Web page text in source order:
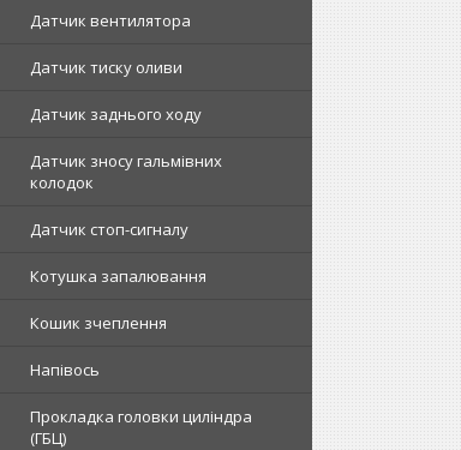
Датчик вентилятора
Датчик тиску оливи
Датчик заднього ходу
Датчик зносу гальмівних
колодок
Датчик стоп-сигналу
Котушка запалювання
Кошик зчеплення
Напівось
Прокладка головки циліндра
(ГБЦ)